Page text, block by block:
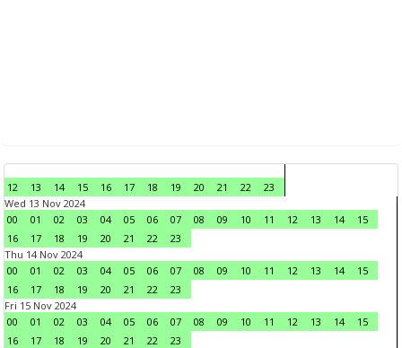
12 13 14 15 16 17 18 19 20 21 22
23
Wed 13 Nov 2024
00
01 02 03 04 05 06 07 08 09 10 11 12 13 14
15
16
17 18 19 20 21 22
23
Thu 14 Nov 2024
00
01 02 03 04 05 06 07 08 09 10 11 12 13 14
15
16
17 18 19 20 21 22
23
Fri 15 Nov 2024
00
01 02 03 04 05 06 07 08 09 10 11 12 13 14
15
16
17 18 19 20 21 22
23